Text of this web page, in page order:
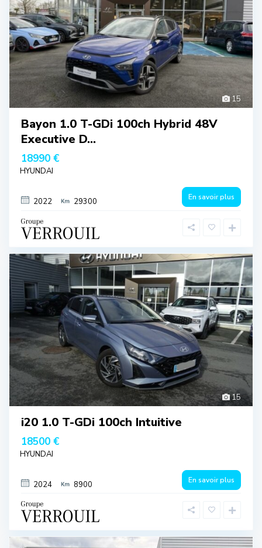
15
Bayon 1.0 T-GDi 100ch Hybrid 48V
Executive D...
18990 €
HYUNDAI
2022 29300 En savoir plus
15
i20 1.0 T-GDi 100ch Intuitive
18500 €
HYUNDAI
2024 8900 En savoir plus